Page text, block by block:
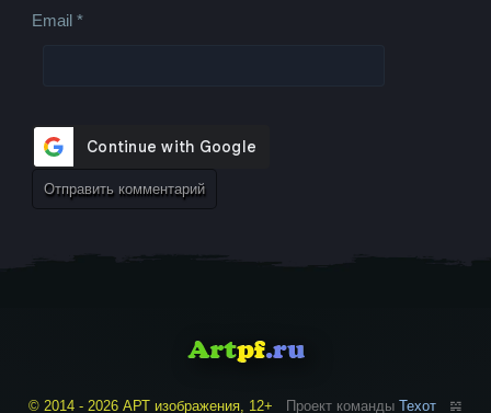
Email*
© 2014 - 2026 АРТ изображения, 12+ Проект команды Техот 𝌴